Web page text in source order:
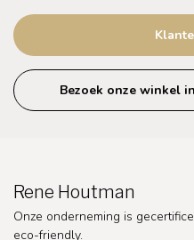
Bezoek onze winkel
Rene Houtman
Onze onderneming is
eco-friendly.